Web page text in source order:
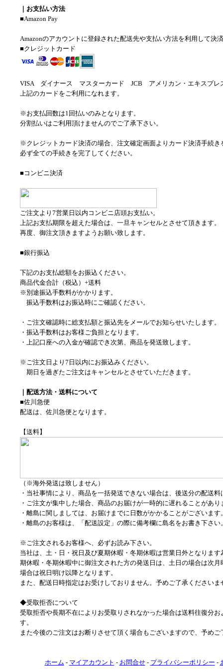
｜お支払い方法
■Amazon Pay
Amazonのアカウントに登録された配送先や支払い方法を利用して決
■クレジットカード
VISA ダイナース マスターカード JCB アメリカン・エキスプレ
上記のカードをご利用になれます。
※お支払回数は1回払いのみとなります。
分割払いはご利用頂けませんのでご了承下さい。
※クレジットカード決済の場合、注文確定画面よりカード決済手続き
必ず全ての手続きを完了してください。
■コンビニ決済
ご注文より7営業日以内コンビニ店頭お支払い。
上記お支払期限を超えた場合は、一旦キャンセルとさせて頂きます。
再度、御注文頂きますようお願い致します。
■銀行振込
下記のお支払総額をお振込ください。
商品代金合計（税込）+送料
※別途振込手数料がかかります。
振込手数料はお振込時にご確認ください。
・ご注文確認時に総支払額と振込先をメールでお知らせいたします。
・振込手数料はお客様ご負担となります。
・上記口座への入金が確認でき次第、商品を発送致します。
※ご注文日より7日以内にお振込みください。
期日を過ぎたご注文はキャンセルとさせていただきます。
｜配送方法・送料について
■佐川急便
配送は、佐川急便となります。
【送料】
（※海外発送は致しません）
・当社事情により、商品を一括発送できない場合は、後送分の配送
・ご注文が集中した場合、商品のお届けが一時的に遅れることがあり
・離島に関しましては、お届けまでに日数がかかることがございま
・離島のお客様は、「配送設定」の際に備考欄に島名をお書き下さい
※ご注文されるお客様へ、必ずお読み下さい。
当社は、土・日・祝日及び夏期休暇・冬期休暇は営業日外となりま
期休暇・冬期休暇中に御注文された方の発送日は、土日の場合は次
場合は祝日明け以降となります。
また、配送日時指定はお受けしておりません。予めご了承くださいま
◆受取拒否について
受取拒否や長期不在によりお受取りされなかった場合は送料往復分
す。
また今後のご注文はお断りさせて頂く場合もございますので、予めご
ホーム - マイアカウント - お問合せ- プライバシーポリシー -